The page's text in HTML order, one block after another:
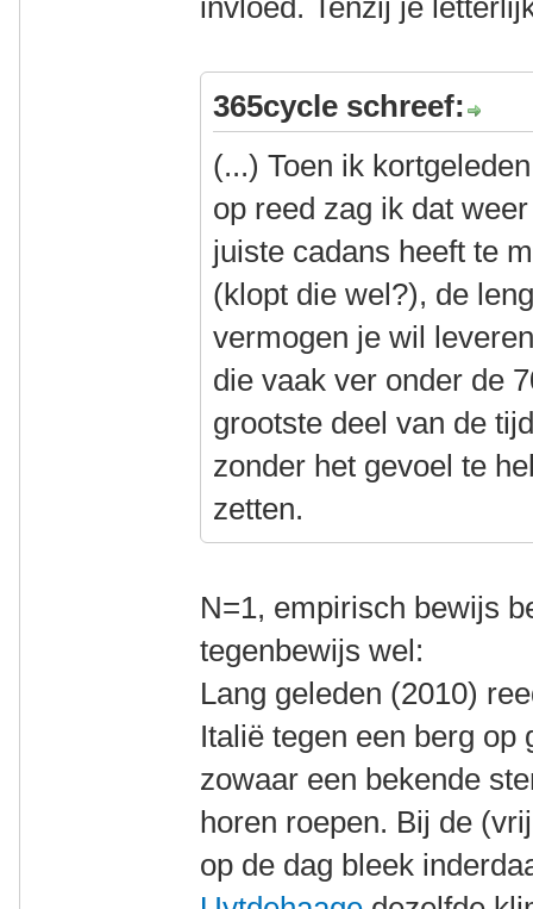
invloed. Tenzij je
365cycle schreef:
(...) Toen ik
op reed zag ik dat
juiste cadans heeft te
(klopt die wel?), de
vermogen je wil
die vaak ver onder de
grootste deel van de
zonder het gevoel te
zetten.
N=1, empirisch bewijs
tegenbewijs wel:
Lang geleden (2010)
Italië tegen een berg
zowaar een bekende
horen roepen. Bij de
op de dag bleek